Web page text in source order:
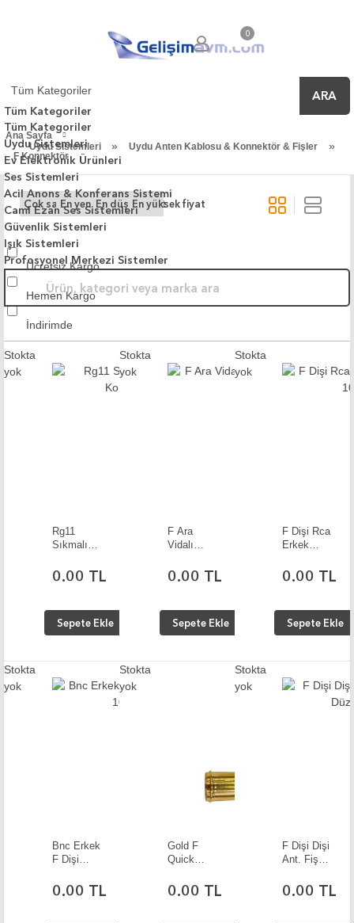
Tüm Kategoriler
Tüm Kategoriler
Uydu Sistemleri
Ev Elektronik Ürünleri
Ses Sistemleri
Acil Anons & Konferans Sistemi
Cami Ezan Ses Sistemleri
Güvenlik Sistemleri
Işık Sistemleri
Profosyonel Merkezi Sistemler
ARA
0
Ana Sayfa
Uydu Sistemleri
» Uydu Anten Kablosu & Konnektör & Fişler »
F Konnektör
Çok satanlar
En yenilerEn düşük fiyatEn yüksek fiyat
Ücretsiz Kargo
Hemen Kargo
İndirimde
Stokta
yok
Rg11
Sıkmalı
Konnektör
0.00 TL
Sepete Ekle
Stokta
yok
F Ara
Vidalı
Adet
0.00 TL
Sepete Ekle
Stokta
yok
F Dişi Rca
Erkek
10 Adet
0.00 TL
Sepete Ekle
Stokta
yok
Bnc Erkek
F Dişi
10 Adet
0.00 TL
Stokta
yok
Gold F
Quick
Birleştirici
10 Adet
0.00 TL
Stokta
yok
F Dişi Dişi
Ant. Fiş
Düz 10
Adet
0.00 TL